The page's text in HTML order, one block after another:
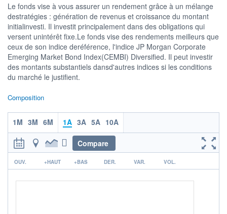
03/12 02/04 04/08
102
104
106
CATÉGORIE MORNINGSTAR
Corporate Bond - CHF
FONDS PARTENAIRES
TARIFS PRIVILÉGIÉS
ÉLIGIBILITÉ
CTO BUSINESS
Non éligible Boursobank
Le fonds vise à vous assurer un rendement grâce à un mélange
destratégies : génération de revenus et croissance du montant
initialinvesti. Il investit principalement dans des obligations qui
versent unintérêt fixe.Le fonds vise des rendements meilleurs que
ceux de son indice deréférence, l'indice JP Morgan Corporate
Emerging Market Bond Index(CEMBI) Diversified. Il peut investir
des montants substantiels dansd'autres indices si les conditions
du marché le justifient.
Composition
1M 3M 6M 1A 3A 5A 10A
Compare
r
OUV. +HAUT +BAS DER. VAR. VOL.